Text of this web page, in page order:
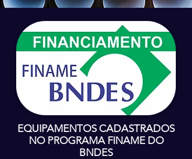
EQUIPAMENTOS CADASTRADOS
NO PROGRAMA FINAME DO
BNDES